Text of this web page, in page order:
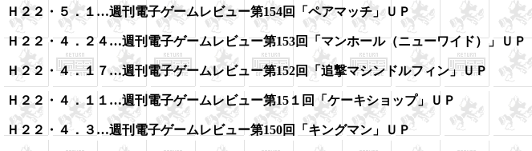
Ｈ２２・５．１…週刊電子ゲームレビュー第154回「ペアマッチ」ＵＰ
Ｈ２２・４．２４…週刊電子ゲームレビュー第153回「マンホール（ニューワイド）」ＵＰ
Ｈ２２・４．１７…週刊電子ゲームレビュー第152回「追撃マシンドルフィン」ＵＰ
Ｈ２２・４．１１…週刊電子ゲームレビュー第15１回「ケーキショップ」ＵＰ
Ｈ２２・４．３…週刊電子ゲームレビュー第150回「キングマン」ＵＰ